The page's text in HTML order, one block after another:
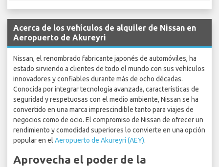
Acerca de los vehículos de alquiler de Nissan en
Aeropuerto de Akureyri
Nissan, el renombrado fabricante japonés de automóviles, ha
estado sirviendo a clientes de todo el mundo con sus vehículos
innovadores y confiables durante más de ocho décadas.
Conocida por integrar tecnología avanzada, características de
seguridad y respetuosas con el medio ambiente, Nissan se ha
convertido en una marca imprescindible tanto para viajes de
negocios como de ocio. El compromiso de Nissan de ofrecer un
rendimiento y comodidad superiores lo convierte en una opción
popular en el Aeropuerto de Akureyri (AEY).
Aprovecha el poder de la